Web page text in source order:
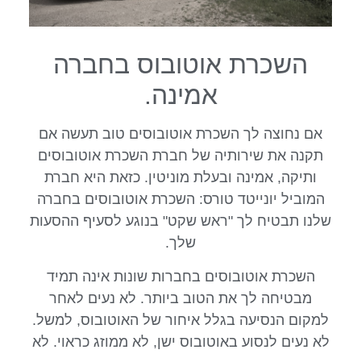
השכרת אוטובוס בחברה
אמינה.
אם נחוצה לך השכרת אוטובוסים טוב תעשה אם
תקנה את שירותיה של חברת השכרת אוטובוסים
ותיקה, אמינה ובעלת מוניטין. כזאת היא חברת
המוביל יונייטד טורס: השכרת אוטובוסים בחברה
שלנו תבטיח לך "ראש שקט" בנוגע לסעיף ההסעות
שלך.
השכרת אוטובוסים בחברות שונות אינה תמיד
מבטיחה לך את הטוב ביותר. לא נעים לאחר
למקום הנסיעה בגלל איחור של האוטובוס, למשל.
לא נעים לנסוע באוטובוס ישן, לא ממוזג כראוי. לא